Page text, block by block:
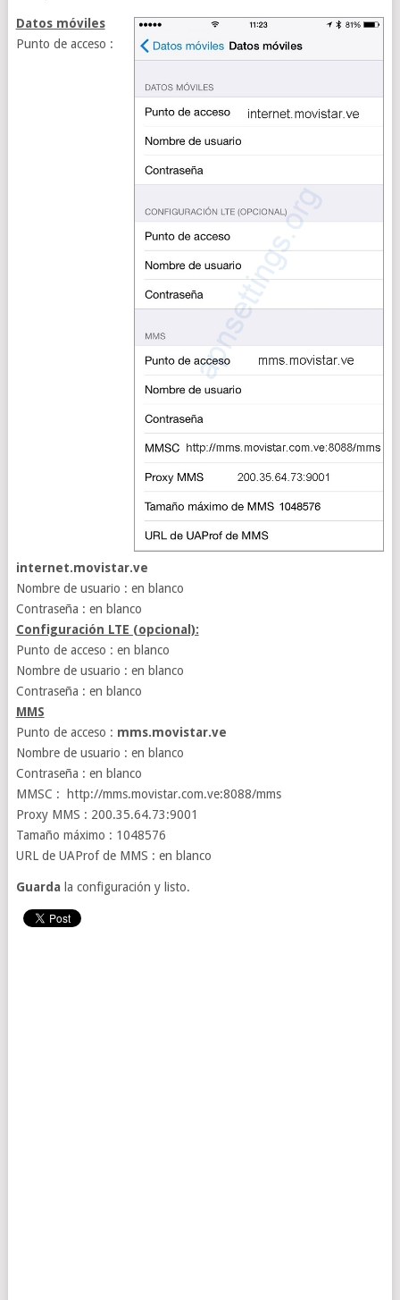
Datos móviles
Punto de acceso :
internet.movistar.ve
Nombre de usuario : en blanco
Contraseña : en blanco
Configuración LTE (opcional):
Punto de acceso : en blanco
Nombre de usuario : en blanco
Contraseña : en blanco
MMS
Punto de acceso : mms.movistar.ve
Nombre de usuario : en blanco
Contraseña : en blanco
MMSC : http://mms.movistar.com.ve:8088/mms
Proxy MMS : 200.35.64.73:9001
Tamaño máximo : 1048576
URL de UAProf de MMS : en blanco
Guarda la configuración y listo.